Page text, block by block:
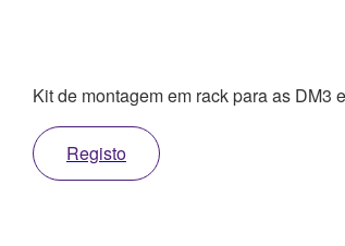
Kit de montagem em rack para as DM3
Registo